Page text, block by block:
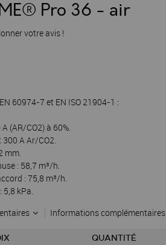
Pro 36 - air
votre avis !
60974-7 et EN ISO 21904-1 :
(AR/CO2) à 60%.
300 A Ar/CO2.
mm.
: 58,7 m³/h.
: 75,8 m³/h.
5,8 kPa.
Informations complémentaires
QUANTITÉ